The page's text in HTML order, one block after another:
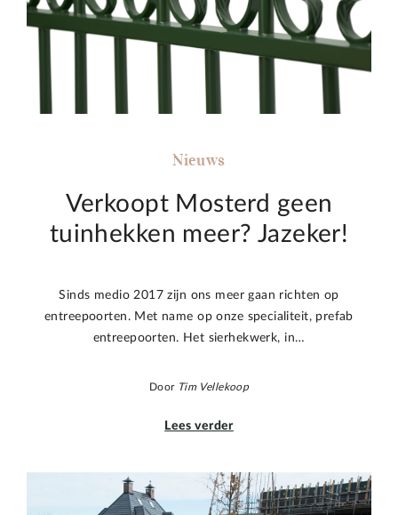
Nieuws
Verkoopt Mosterd geen
tuinhekken meer? Jazeker!
Sinds medio 2017 zijn ons meer gaan richten op
entreepoorten. Met name op onze specialiteit, prefab
entreepoorten. Het sierhekwerk, in…
Door Tim Vellekoop
Lees verder